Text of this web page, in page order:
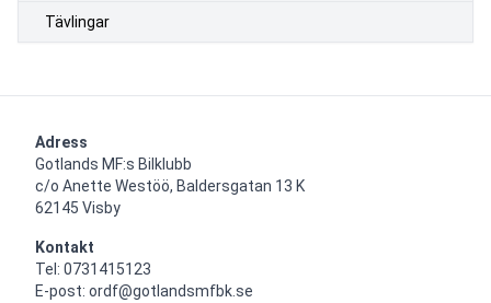
Tävlingar
Adress
Gotlands MF:s Bilklubb
c/o Anette Westöö, Baldersgatan 13 K
62145 Visby
Kontakt
Tel: 0731415123
E-post: ordf@gotlandsmfbk.se